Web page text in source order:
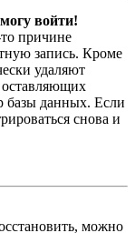
войти!
причине
запись. Кроме
удаляют
оставляющих
базы данных. Если
снова и
можно